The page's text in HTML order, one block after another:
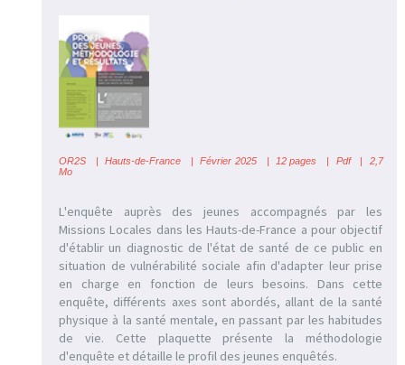
OR2S |Hauts-de-France | Février 2025 | 12 pages | Pdf | 2,7
Mo
L'enquête auprès des jeunes accompagnés par les
Missions Locales dans les Hauts-de-France a pour objectif
d'établir un diagnostic de l'état de santé de ce public en
situation de vulnérabilité sociale afin d'adapter leur prise
en charge en fonction de leurs besoins. Dans cette
enquête, différents axes sont abordés, allant de la santé
physique à la santé mentale, en passant par les habitudes
de vie. Cette plaquette présente la méthodologie
d'enquête et détaille le profil des jeunes enquêtés.